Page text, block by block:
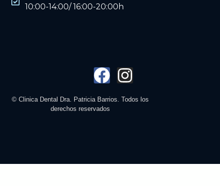
10:00-14:00/ 16:00-20:00h
© Clinica Dental Dra. Patricia Barrios. Todos los
derechos reservados